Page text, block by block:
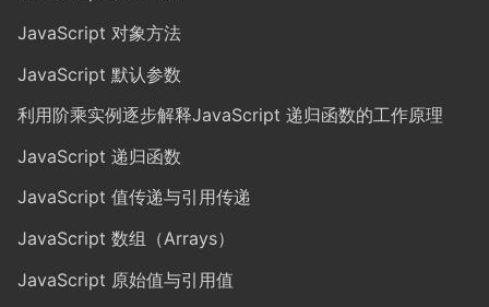
JavaScript 对象方法
JavaScript 默认参数
利用阶乘实例逐步解释JavaScript 递归函数的工作原理
JavaScript 递归函数
JavaScript 值传递与引用传递
JavaScript 数组（Arrays）
JavaScript 原始值与引用值